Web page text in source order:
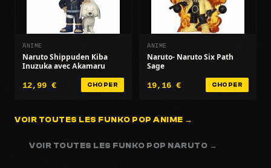
ANIME
Naruto Shippuden Kiba
Inuzuka avec Akamaru
12,99 € CHOPER
ANIME
Naruto- Naruto Six Path
Sage
19,16 € CHOPER
VOIR TOUTES LES FUNKO POP ANIME →
VOIR TOUTES LES FUNKO POP NARUTO →